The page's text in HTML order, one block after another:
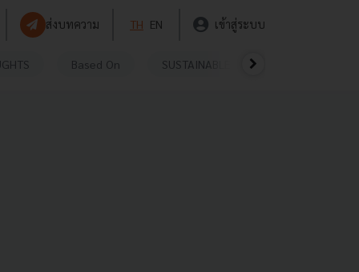
ส่งบทความ TH EN เข้าสู่ระบบ
Based On SUSTAINABLE